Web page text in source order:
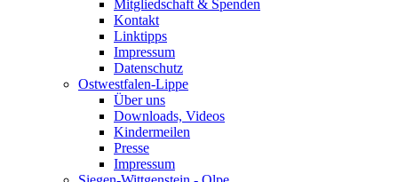
Mitgliedschaft & Spenden
Kontakt
Linktipps
Impressum
Datenschutz
Ostwestfalen-Lippe
Über uns
Downloads, Videos
Kindermeilen
Presse
Impressum